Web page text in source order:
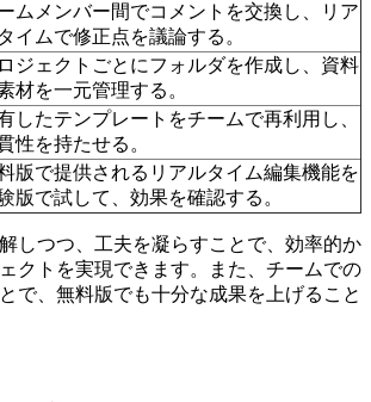
ムメンバー間でコメントを交換し、リア
イムで修正点を議論する。
ジェクトごとにフォルダを作成し、資料
材を一元管理する。
したテンプレートをチームで再利用し、
性を持たせる。
版で提供されるリアルタイム編集機能を
版で試して、効果を確認する。
しつつ、工夫を凝らすことで、効率的か
クトを実現できます。また、チームでの
で、無料版でも十分な成果を上げること